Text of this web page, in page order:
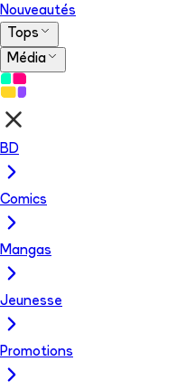
Nouveautés
Tops
Média
BD
Comics
Mangas
Jeunesse
Promotions